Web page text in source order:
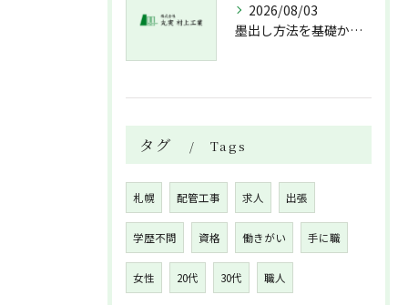
2026/08/03
墨出し方法を基礎から実践まで一人作業でも正確にこなすコツと墨出し作業の注意点
タグ Tags
札幌 配管工事 求人 出張
学歴不問 資格 働きがい 手に職
女性 20代 30代 職人